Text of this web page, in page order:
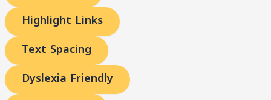
Highlight Links
Text Spacing
Dyslexia Friendly